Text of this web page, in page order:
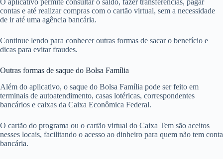
O aplicativo permite consultar o saldo, fazer transferências, pagar
contas e até realizar compras com o cartão virtual, sem a necessidade
de ir até uma agência bancária.
Continue lendo para conhecer outras formas de sacar o benefício e
dicas para evitar fraudes.
Outras formas de saque do Bolsa Família
Além do aplicativo, o saque do Bolsa Família pode ser feito em
terminais de autoatendimento, casas lotéricas, correspondentes
bancários e caixas da Caixa Econômica Federal.
O cartão do programa ou o cartão virtual do Caixa Tem são aceitos
nesses locais, facilitando o acesso ao dinheiro para quem não tem conta
bancária.